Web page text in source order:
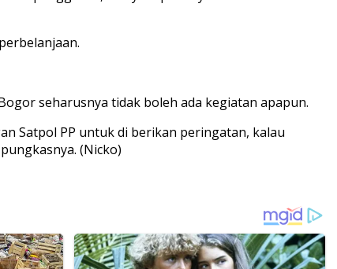
seharusnya tidak boleh ada kegiatan apapun.
Satpol PP untuk di berikan peringatan, kalau
(Nicko)